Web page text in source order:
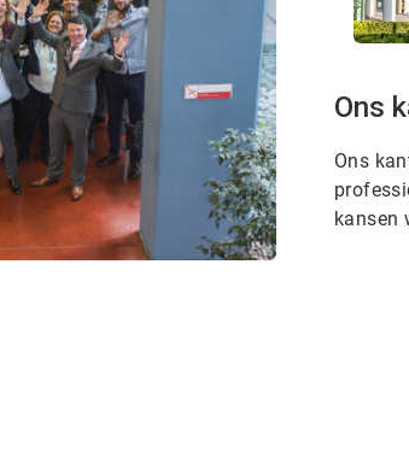
Ons
Ons
kansen